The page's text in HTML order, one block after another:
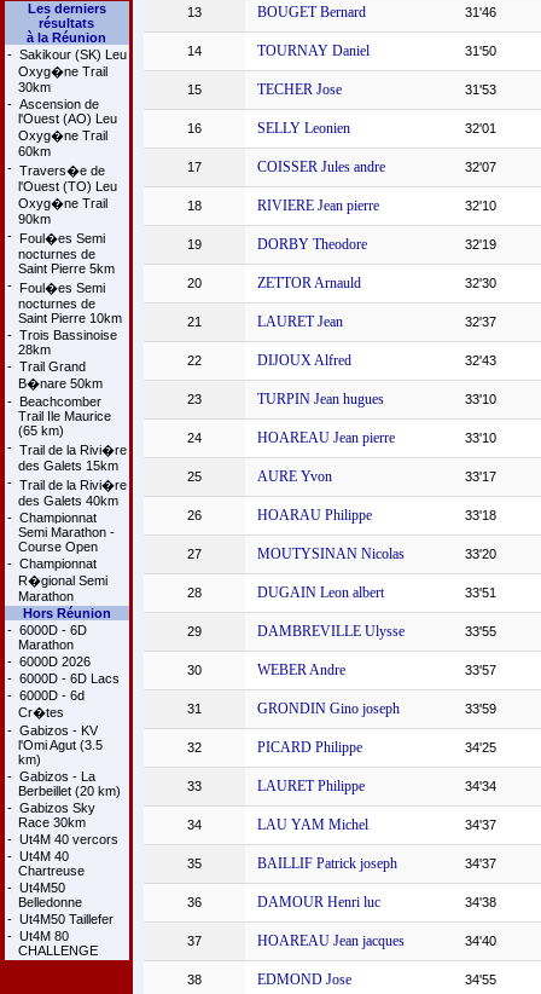
Les derniers
résultats
à la Réunion
- Sakikour (SK) Leu
Oxyg�ne Trail
30km
- Ascension de
l'Ouest (AO) Leu
Oxyg�ne Trail
60km
- Travers�e de
l'Ouest (TO) Leu
Oxyg�ne Trail
90km
- Foul�es Semi
nocturnes de
Saint Pierre 5km
- Foul�es Semi
nocturnes de
Saint Pierre 10km
- Trois Bassinoise
28km
- Trail Grand
B�nare 50km
- Beachcomber
Trail Ile Maurice
(65 km)
- Trail de la Rivi�re
des Galets 15km
- Trail de la Rivi�re
des Galets 40km
- Championnat
Semi Marathon -
Course Open
- Championnat
R�gional Semi
Marathon
Hors Réunion
- 6000D - 6D
Marathon
- 6000D 2026
- 6000D - 6D Lacs
- 6000D - 6d
Cr�tes
- Gabizos - KV
l'Omi Agut (3.5
km)
- Gabizos - La
Berbeillet (20 km)
- Gabizos Sky
Race 30km
- Ut4M 40 vercors
- Ut4M 40
Chartreuse
- Ut4M50
Belledonne
- Ut4M50 Taillefer
- Ut4M 80
CHALLENGE
13 BOUGET Bernard 31'46
14 TOURNAY Daniel 31'50
15 TECHER Jose 31'53
16 SELLY Leonien 32'01
17 COISSER Jules andre 32'07
18 RIVIERE Jean pierre 32'10
19 DORBY Theodore 32'19
20 ZETTOR Arnauld 32'30
21 LAURET Jean 32'37
22 DIJOUX Alfred 32'43
23 TURPIN Jean hugues 33'10
24 HOAREAU Jean pierre 33'10
25 AURE Yvon 33'17
26 HOARAU Philippe 33'18
27 MOUTYSINAN Nicolas 33'20
28 DUGAIN Leon albert 33'51
29 DAMBREVILLE Ulysse 33'55
30 WEBER Andre 33'57
31 GRONDIN Gino joseph 33'59
32 PICARD Philippe 34'25
33 LAURET Philippe 34'34
34 LAU YAM Michel 34'37
35 BAILLIF Patrick joseph 34'37
36 DAMOUR Henri luc 34'38
37 HOAREAU Jean jacques 34'40
38 EDMOND Jose 34'55